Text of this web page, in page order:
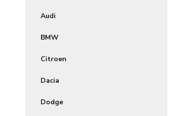
Audi
BMW
Citroen
Dacia
Dodge